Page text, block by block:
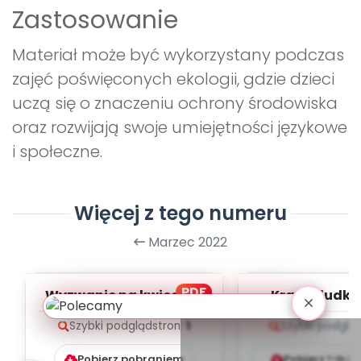
Zastosowanie
Materiał może być wykorzystany podczas
zajęć poświęconych ekologii, gdzie dzieci
uczą się o znaczeniu ochrony środowiska
oraz rozwijają swoje umiejętności językowe
i społeczne.
Więcej z tego numeru
Marzec 2022
PDF
Wyzwanie na kwiecień.
Przystanek wędrującej
książki (PD...
Szybki podglądstron:1
Krasnoludki
melodii i
Szybki